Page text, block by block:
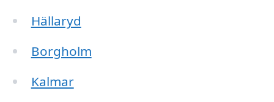
Hällaryd
Borgholm
Kalmar